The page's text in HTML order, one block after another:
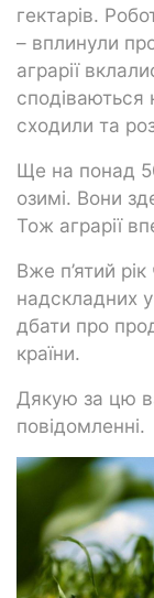
гектарів.
– вплинули
аграрії
сподіваються
сходили та
Ще на понад
озимі. Вони
Тож аграрії
Вже п’ятий
надскладних
дбати про
країни.
Дякую за цю
повідомленні.